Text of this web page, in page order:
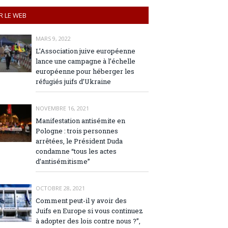
LE WEB
MARS 9, 2022
L’Association juive européenne
lance une campagne à l’échelle
européenne pour héberger les
réfugiés juifs d’Ukraine
NOVEMBRE 16, 2021
Manifestation antisémite en
Pologne : trois personnes
arrêtées, le Président Duda
condamne “tous les actes
d’antisémitisme”
OCTOBRE 28, 2021
Comment peut-il y avoir des
Juifs en Europe si vous continuez
à adopter des lois contre nous ?”,